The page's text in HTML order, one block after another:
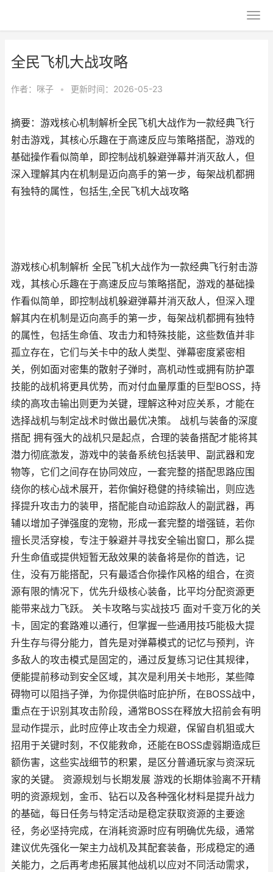
全民飞机大战攻略
作者： 咪子 • 更新时间：2026-05-23
摘要：游戏核心机制解析全民飞机大战作为一款经典飞行
射击游戏，其核心乐趣在于高速反应与策略搭配，游戏的
基础操作看似简单，即控制战机躲避弹幕并消灭敌人，但
深入理解其内在机制是迈向高手的第一步，每架战机都拥
有独特的属性，包括生,全民飞机大战攻略
游戏核心机制解析 全民飞机大战作为一款经典飞行射击游
戏，其核心乐趣在于高速反应与策略搭配，游戏的基础操
作看似简单，即控制战机躲避弹幕并消灭敌人，但深入理
解其内在机制是迈向高手的第一步，每架战机都拥有独特
的属性，包括生命值、攻击力和特殊技能，这些数值并非
孤立存在，它们与关卡中的敌人类型、弹幕密度紧密相
关，例如面对密集的散射子弹时，高机动性或拥有防护罩
技能的战机将更具优势，而对付血量厚重的巨型BOSS，持
续的高攻击输出则更为关键，理解这种对应关系，才能在
选择战机与制定战术时做出最优决策。 战机与装备的深度
搭配 拥有强大的战机只是起点，合理的装备搭配才能将其
潜力彻底激发，游戏中的装备系统包括装甲、副武器和宠
物等，它们之间存在协同效应，一套完整的搭配思路应围
绕你的核心战术展开，若你偏好稳健的持续输出，则应选
择提升攻击力的装甲，搭配能自动追踪敌人的副武器，再
辅以增加子弹强度的宠物，形成一套完整的增强链，若你
擅长灵活穿梭，专注于躲避并寻找安全输出窗口，那么提
升生命值或提供短暂无敌效果的装备将是你的首选，记
住，没有万能搭配，只有最适合你操作风格的组合，在资
源有限的情况下，优先升级核心装备，比平均分配资源更
能带来战力飞跃。 关卡攻略与实战技巧 面对千变万化的关
卡，固定的套路难以通行，但掌握一些通用技巧能极大提
升生存与得分能力，首先是对弹幕模式的记忆与预判，许
多敌人的攻击模式是固定的，通过反复练习记住其规律，
便能提前移动到安全区域，其次是利用关卡地形，某些障
碍物可以阻挡子弹，为你提供临时庇护所，在BOSS战中，
重点在于识别其攻击阶段，通常BOSS在释放大招前会有明
显动作提示，此时应停止攻击全力规避，保留自机狙或大
招用于关键时刻，不仅能救命，还能在BOSS虚弱期造成巨
额伤害，这些实战细节的积累，是区分普通玩家与资深玩
家的关键。 资源规划与长期发展 游戏的长期体验离不开精
明的资源规划，金币、钻石以及各种强化材料是提升战力
的基础，每日任务与特定活动是稳定获取资源的主要途
径，务必坚持完成，在消耗资源时应有明确优先级，通常
建议优先强化一架主力战机及其配套装备，形成稳定的通
关能力，之后再考虑拓展其他战机以应对不同活动需求，